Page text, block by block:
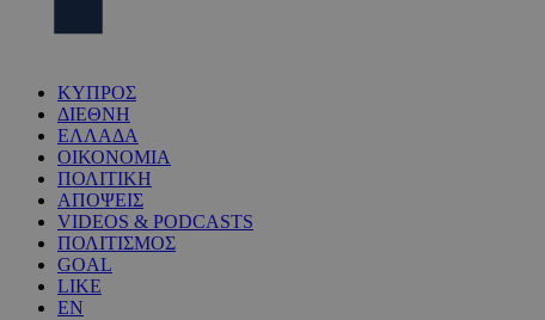
ΚΥΠΡΟΣ
ΔΙΕΘΝΗ
ΕΛΛΑΔΑ
ΟΙΚΟΝΟΜΙΑ
ΠΟΛΙΤΙΚΗ
ΑΠΟΨΕΙΣ
VIDEOS & PODCASTS
ΠΟΛΙΤΙΣΜΟΣ
GOAL
LIKE
EN